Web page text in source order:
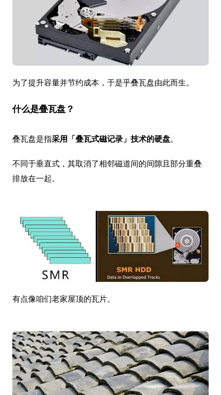
为了提升容量并节约成本，于是乎叠瓦盘由此而生。
什么是叠瓦盘？
叠瓦盘是指采用「叠瓦式磁记录」技术的硬盘。
不同于垂直式，其取消了相邻磁道间的间隙且部分重叠
排放在一起。
有点像咱们老家屋顶的瓦片。